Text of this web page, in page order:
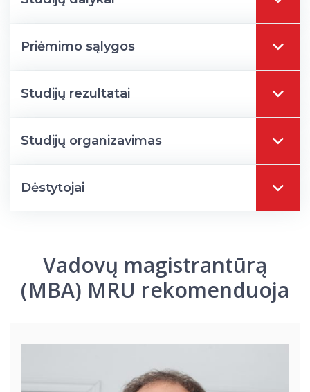
Priėmimo sąlygos
Studijų rezultatai
Studijų organizavimas
Dėstytojai
Vadovų magistrantūrą
(MBA) MRU rekomenduoja